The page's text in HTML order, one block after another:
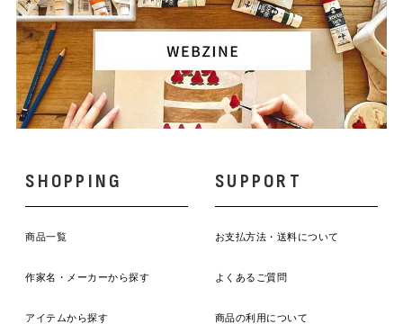
SHOPPING
商品一覧
作家名・メーカーから探す
アイテムから探す
SUPPORT
お支払方法・送料について
よくあるご質問
商品の利用について